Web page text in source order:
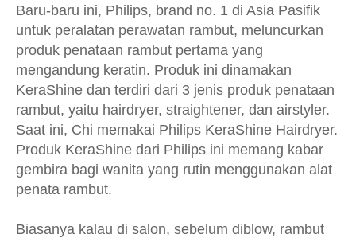
Baru-baru ini, Philips, brand no. 1 di Asia Pasifik
untuk peralatan perawatan rambut, meluncurkan
produk penataan rambut pertama yang
mengandung keratin. Produk ini dinamakan
KeraShine dan terdiri dari 3 jenis produk penataan
rambut, yaitu hairdryer, straightener, dan airstyler.
Saat ini, Chi memakai Philips KeraShine Hairdryer.
Produk KeraShine dari Philips ini memang kabar
gembira bagi wanita yang rutin menggunakan alat
penata rambut.
Biasanya kalau di salon, sebelum diblow, rambut